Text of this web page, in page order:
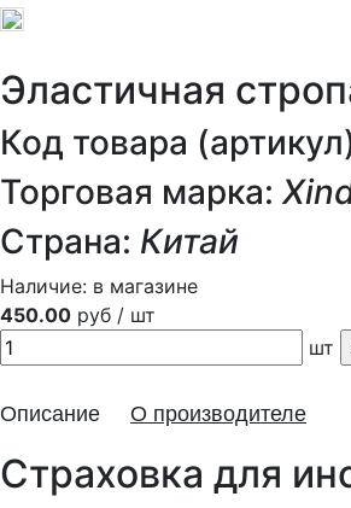
Эластичная
Код товара
Торговая марка:
Страна: Китай
Наличие: в магазине
450.00 руб / шт
шт
Описание О производителе
Страховка для